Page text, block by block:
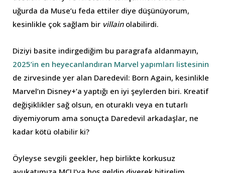
uğurda da Muse’u feda ettiler diye düşünüyorum,
kesinlikle çok sağlam bir villainolabilirdi.
Diziyi basite indirgediğim bu paragrafa aldanmayın,
2025’in en heyecanlandıran Marvel yapımları listesinin
de zirvesinde yer alan Daredevil: Born Again, kesinlikle
Marvel’ın Disney+’a yaptığı en iyi şeylerden biri. Kreatif
değişiklikler sağ olsun, en oturaklı veya en tutarlı
diyemiyorum ama sonuçta Daredevil arkadaşlar, ne
kadar kötü olabilir ki?
Öyleyse sevgili geekler, hep birlikte korkusuz